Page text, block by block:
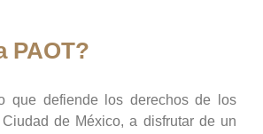
PAOT?
que defiende los derechos de los
de México, a disfrutar de un